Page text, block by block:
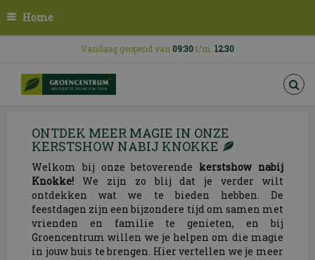
n
Home
Vandaag geopend van 09:30t/m. 12:30
ONTDEK MEER MAGIE IN ONZE
KERSTSHOW NABIJ KNOKKE
Welkom bij onze betoverende kerstshow nabij
Knokke! We zijn zo blij dat je verder wilt
ontdekken wat we te bieden hebben. De
feestdagen zijn een bijzondere tijd om samen met
vrienden en familie te genieten, en bij
Groencentrum willen we je helpen om die magie
in jouw huis te brengen. Hier vertellen we je meer